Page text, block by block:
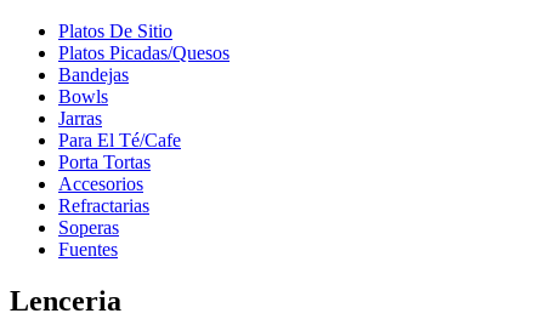
Platos De Sitio
Platos Picadas/Quesos
Bandejas
Bowls
Jarras
Para El Té/Cafe
Porta Tortas
Accesorios
Refractarias
Soperas
Fuentes
Lenceria